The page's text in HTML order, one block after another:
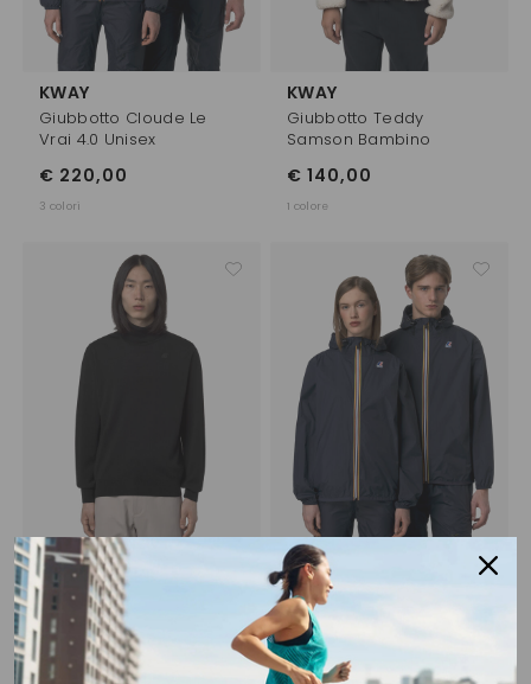
KWAY
Giubbotto Cloude Le
Vrai 4.0 Unisex
€ 220,00
3 colori
KWAY
Giubbotto Teddy
Samson Bambino
€ 140,00
1 colore
KWAY
Maglione Henry Merino
Collo Alto
€ 140,00
KWAY
Giubbotto Antipioggia
Cloude Levrai 4.0 Unisex
€ 140,00